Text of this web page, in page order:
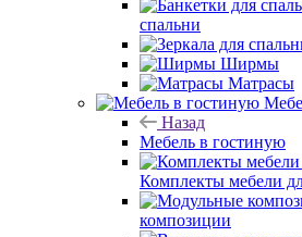
спальни
Ширмы
Матрасы
Назад
Мебель в гостиную
Комплекты мебели
композиции